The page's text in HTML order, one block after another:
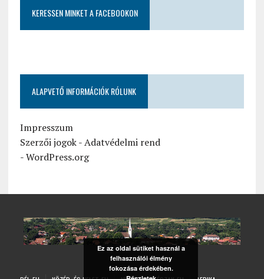
KERESSEN MINKET A FACEBOOKON
ALAPVETŐ INFORMÁCIÓK RÓLUNK
Impresszum
Szerzői jogok-Adatvédelmi rend
-WordPress.org
Ez az oldal sütiket használ a
felhasználói élmény
fokozása érdekében.